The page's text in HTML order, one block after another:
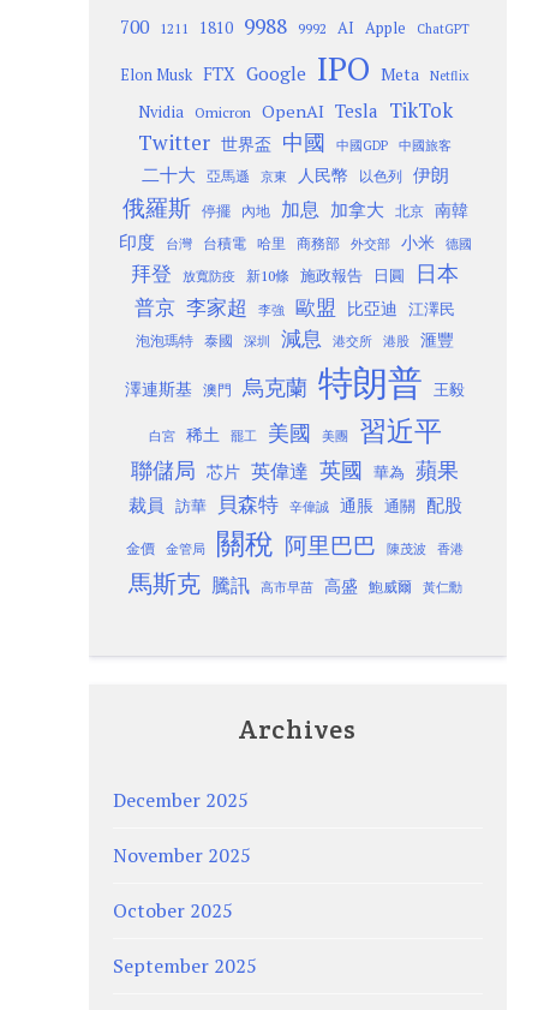
700 1211 1810 9988 9992 AI Apple ChatGPT
Elon Musk FTX Google IPO Meta Netflix
Nvidia Omicron OpenAI Tesla TikTok
Twitter 世界盃 中國 中國GDP 中國旅客
二十大 亞馬遜 京東 人民幣 以色列 伊朗
俄羅斯 停擺 內地 加息 加拿大 北京
南韓
印度
台灣 台積電 哈里 商務部 外交部 小米 德國
拜登 放寬防疫 新10條 施政報告 日圓 日本
普京 李家超 李強 歐盟 比亞迪 江澤民
泡泡瑪特 泰國 深圳 減息 港交所 港股 滙豐
澤連斯基 澳門 烏克蘭 特朗普 王毅
白宮 稀土 罷工 美國 美團 習近平
聯儲局 芯片 英偉達 英國 華為 蘋果
裁員 訪華 貝森特 辛偉誠 通脹 通關 配股
金價 金管局 關稅 阿里巴巴 陳茂波 香港
馬斯克 騰訊 高市早苗 高盛 鮑威爾 黃仁勳
Archives
December 2025
November 2025
October 2025
September 2025